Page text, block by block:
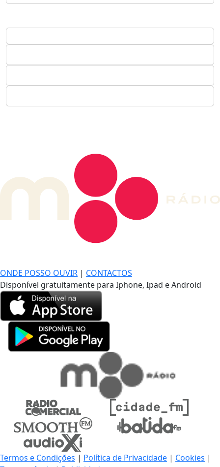
ONDE POSSO OUVIR | CONTACTOS
Disponível gratuitamente para Iphone, Ipad e Android
Termos e Condições | Política de Privacidade | Cookies |